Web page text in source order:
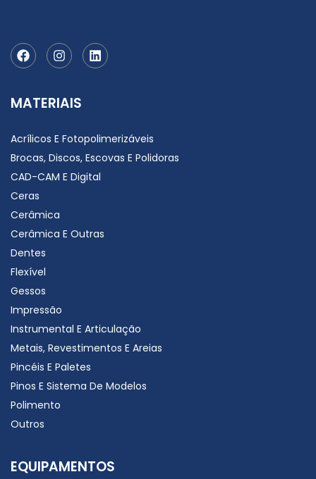
MATERIAIS
Acrílicos E Fotopolimerizáveis
Brocas, Discos, Escovas E Polidoras
CAD-CAM E Digital
Ceras
Cerâmica
Cerâmica E Outras
Dentes
Flexível
Gessos
Impressão
Instrumental E Articulação
Metais, Revestimentos E Areias
Pincéis E Paletes
Pinos E Sistema De Modelos
Polimento
Outros
EQUIPAMENTOS